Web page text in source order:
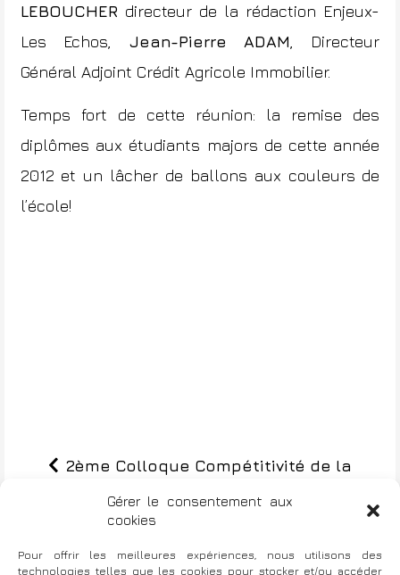
Gérer le consentement aux
cookies
Pour offrir les meilleures expériences, nous utilisons des
technologies telles que les cookies pour stocker et/ou accéder
LEBOUCHER directeur de la rédaction Enjeux-
Les Echos,
Jean-Pierre ADAM , Directeur
Général Adjoint Crédit Agricole Immobilier.
Temps fort de cette réunion: la remise des
diplômes aux étudiants majors de cette année
2012 et un lâcher de ballons aux couleurs de
l’école!
v
2ème Colloque Compétitivité de la
Filière Fluviale-Paris (8e)
Toulouse (31) : Banque Populaire